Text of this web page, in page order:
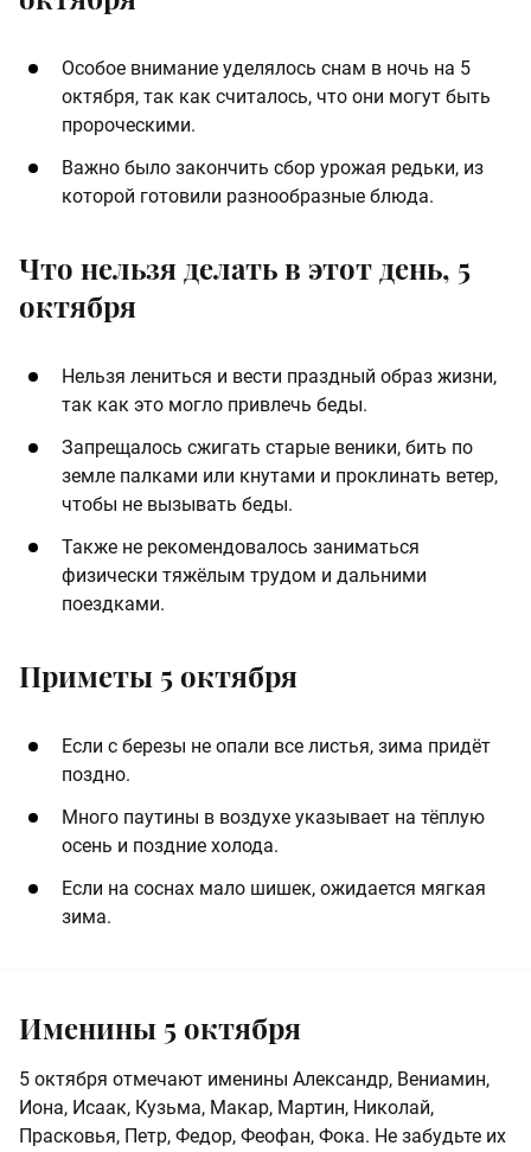
Особое внимание уделялось снам в ночь на 5
октября, так как считалось, что они могут быть
пророческими.
Важно было закончить сбор урожая редьки, из
которой готовили разнообразные блюда​.
Что нельзя делать в этот день, 5
октября
Нельзя лениться и вести праздный образ жизни,
так как это могло привлечь беды.
Запрещалось сжигать старые веники, бить по
земле палками или кнутами и проклинать ветер,
чтобы не вызывать беды.
Также не рекомендовалось заниматься
физически тяжёлым трудом и дальними
поездками​.
Приметы 5 октября
Если с березы не опали все листья, зима придёт
поздно.
Много паутины в воздухе указывает на тёплую
осень и поздние холода.
Если на соснах мало шишек, ожидается мягкая
зима.
Именины 5 октября
5 октября отмечают именины Александр, Вениамин,
Иона, Исаак, Кузьма, Макар, Мартин, Николай,
Прасковья, Петр, Федор, Феофан, Фока. Не забудьте их